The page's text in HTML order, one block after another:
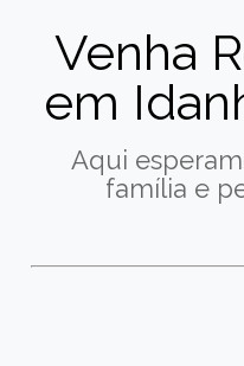
Venha
em
Aqui
família e